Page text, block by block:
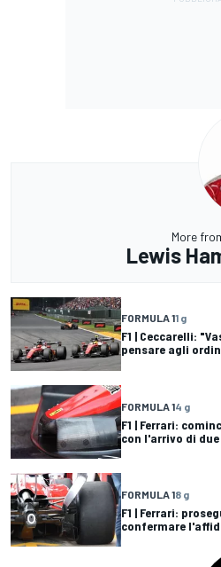
More
Lewis
FORMULA 11 g
F1 | Ceccarelli:
pensare agli
FORMULA 14 g
F1 | Ferrari:
con l'arrivo di
FORMULA 18 g
F1 | Ferrari:
confermare